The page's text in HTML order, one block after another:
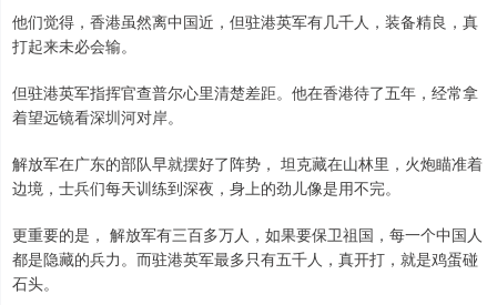
他们觉得，香港虽然离中国近，但驻港英军有几千人，装备精良，真
打起来未必会输。
但驻港英军指挥官查普尔心里清楚差距。他在香港待了五年，经常拿
着望远镜看深圳河对岸。
解放军在广东的部队早就摆好了阵势， 坦克藏在山林里，火炮瞄准着
边境，士兵们每天训练到深夜，身上的劲儿像是用不完。
更重要的是， 解放军有三百多万人，如果要保卫祖国，每一个中国人
都是隐藏的兵力。而驻港英军最多只有五千人，真开打，就是鸡蛋碰
石头。